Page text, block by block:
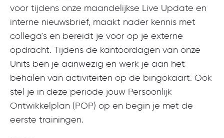
voor tijdens onze maandelijkse Live Update en
interne nieuwsbrief, maakt nader kennis met
collega's en bereidt je voor op je externe
opdracht. Tijdens de kantoordagen van onze
Units ben je aanwezig en werk je aan het
behalen van activiteiten op de bingokaart. Ook
stel je in deze periode jouw Persoonlijk
Ontwikkelplan (POP) op en begin je met de
eerste trainingen.